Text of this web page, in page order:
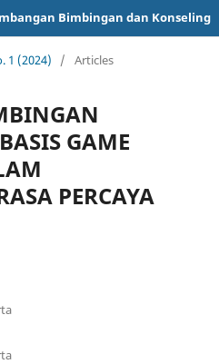
Bimbingan dan Konseling
1 (2024) / Articles
GAME
PERCAYA